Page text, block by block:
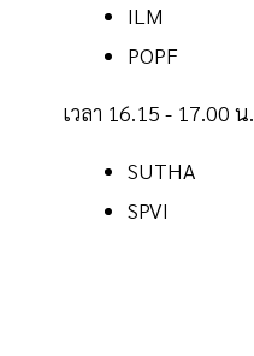
ILM
POPF
เวลา 16.15 - 17.00 น.
SUTHA
SPVI